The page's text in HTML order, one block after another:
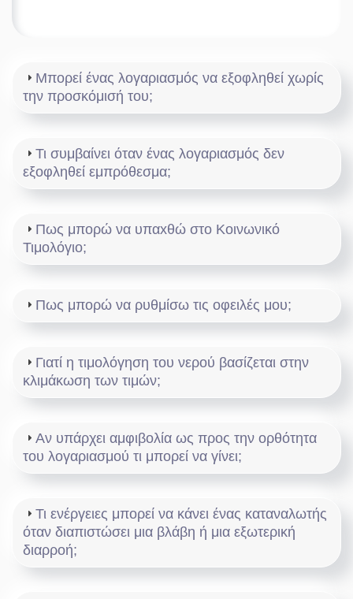
Μπορεί ένας λογαριασμός να εξοφληθεί χωρίς
την προσκόμισή του;
Τι συμβαίνει όταν ένας λογαριασμός δεν
εξοφληθεί εμπρόθεσμα;
Πως μπορώ να υπαxθώ στο Κοινωνικό
Τιμολόγιο;
Πως μπορώ να ρυθμίσω τις οφειλές μου;
Γιατί η τιμολόγηση του νερού βασίζεται στην
κλιμάκωση των τιμών;
Αν υπάρχει αμφιβολία ως προς την ορθότητα
του λογαριασμού τι μπορεί να γίνει;
Τι ενέργειες μπορεί να κάνει ένας καταναλωτής
όταν διαπιστώσει μια βλάβη ή μια εξωτερική
διαρροή;